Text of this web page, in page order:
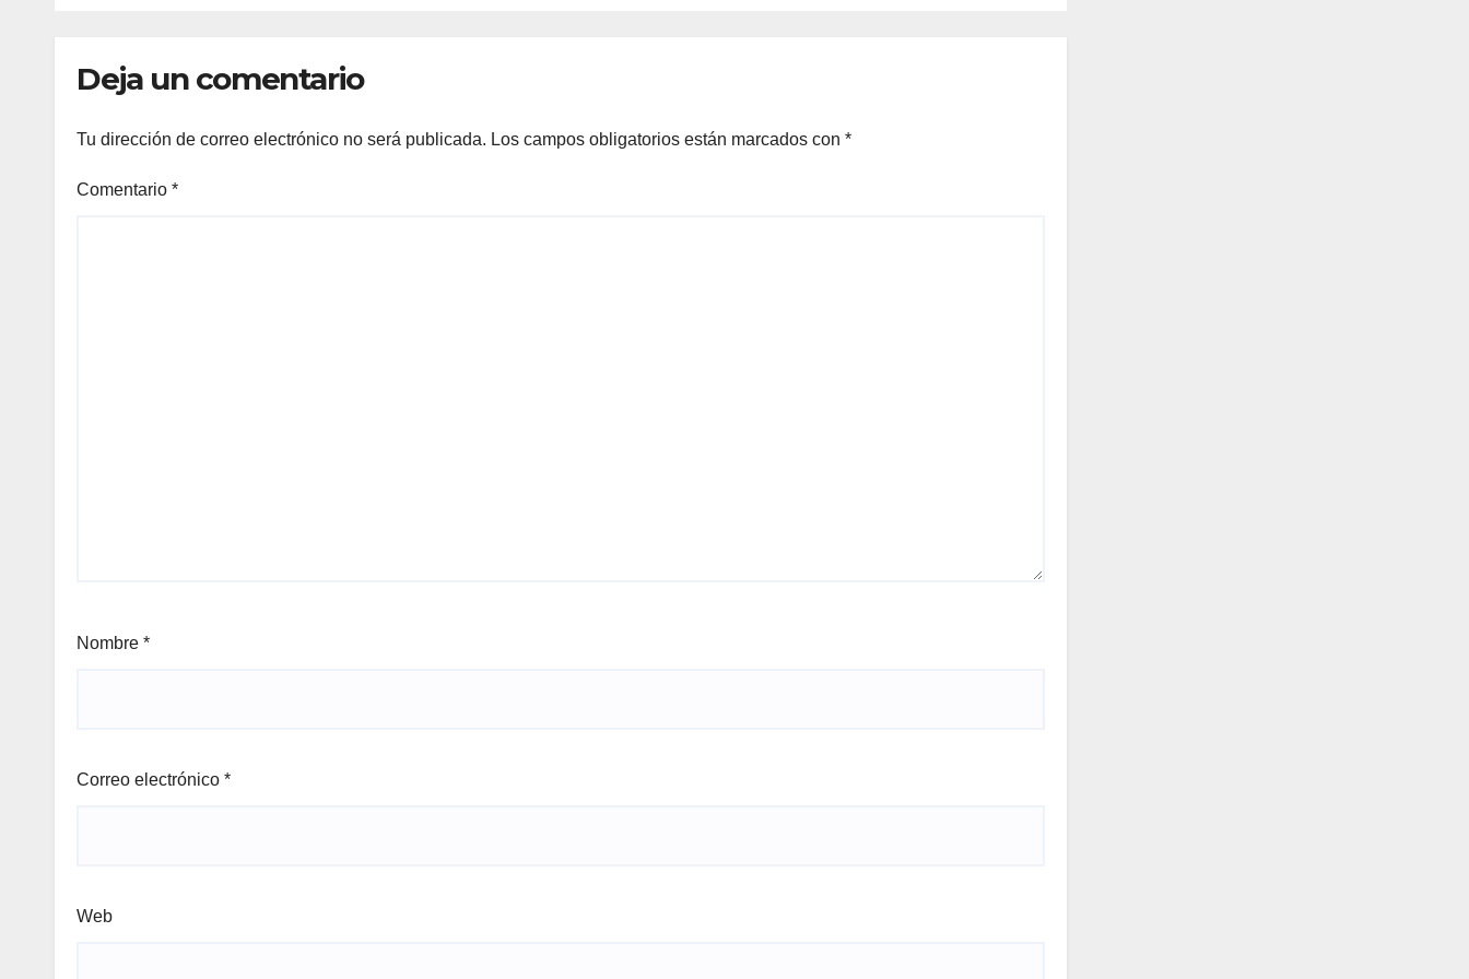
Deja un comentario
Tu dirección de correo electrónico no será publicada. Los campos obligatorios están marcados con *
Comentario *
Nombre *
Correo electrónico *
Web